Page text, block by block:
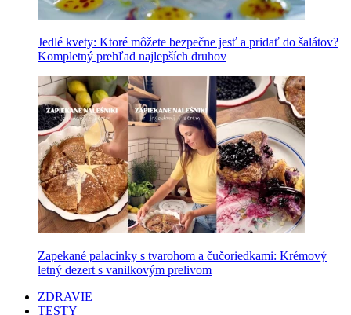
Jedlé kvety: Ktoré môžete bezpečne jesť a pridať do šalátov?
Kompletný prehľad najlepších druhov
Zapekané palacinky s tvarohom a čučoriedkami: Krémový
letný dezert s vanilkovým prelivom
ZDRAVIE
TESTY